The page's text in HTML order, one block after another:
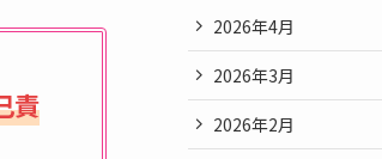
責
2026年4月
2026年3月
2026年2月